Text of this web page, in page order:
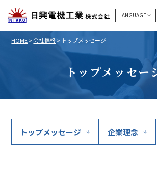
LANGUAGE
HOME>会社情報> トップメッセージ
トップメッセー
トップメッセージ 企業理念